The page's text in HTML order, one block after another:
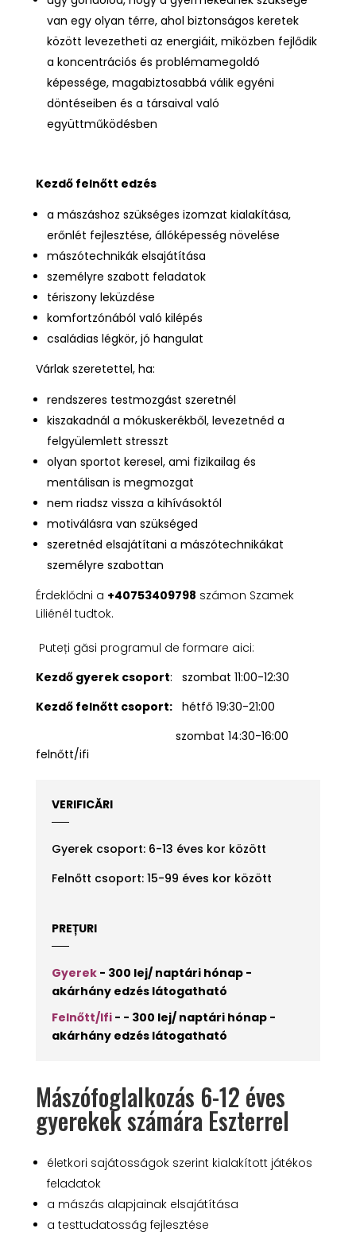
van egy olyan térre, ahol biztonságos keretek
között levezetheti az energiáit, miközben fejlődik
a koncentrációs és problémamegoldó
képessége, magabiztosabbá válik egyéni
döntéseiben és a társaival való
együttműködésben
Kezdő felnőtt edzés
a mászáshoz szükséges izomzat kialakítása,
erőnlét fejlesztése, állóképesség növelése
mászótechnikák elsajátítása
személyre szabott feladatok
tériszony leküzdése
komfortzónából való kilépés
családias légkör, jó hangulat
Várlak szeretettel, ha:
rendszeres testmozgást szeretnél
kiszakadnál a mókuskerékből, levezetnéd a
felgyülemlett stresszt
olyan sportot keresel, ami fizikailag és
mentálisan is megmozgat
nem riadsz vissza a kihívásoktól
motiválásra van szükséged
szeretnéd elsajátítani a mászótechnikákat
személyre szabottan
Érdeklődni a +40753409798 számon Szamek
Liliénél tudtok.
Puteți găsi programul de formare aici:
Kezdő gyerek csoport: szombat 11:00-12:30
Kezdő felnőtt csoport: hétfő 19:30-21:00
szombat 14:30-16:00
felnőtt/ifi
VERIFICĂRI
Gyerek csoport: 6-13 éves kor között
Felnőtt csoport: 15-99 éves kor között
PREȚURI
Gyerek- 300 lej/ naptári hónap -
akárhány edzés látogatható
Felnőtt/Ifi- - 300 lej/ naptári hónap -
akárhány edzés látogatható
Mászófoglalkozás 6-12 éves
gyerekek számára Eszterrel
életkori sajátosságok szerint kialakított játékos
feladatok
a mászás alapjainak elsajátítása
a testtudatosság fejlesztése